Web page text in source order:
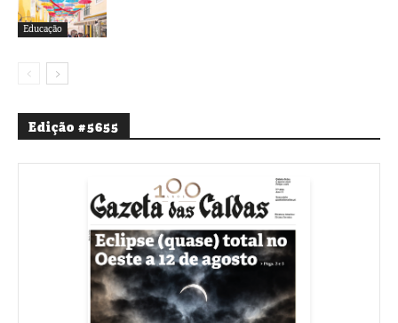
Educação
Edição #5655